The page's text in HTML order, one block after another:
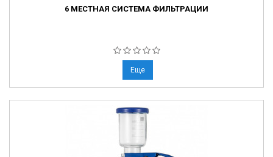
6 МЕСТНАЯ СИСТЕМА ФИЛЬТРАЦИИ
Еще